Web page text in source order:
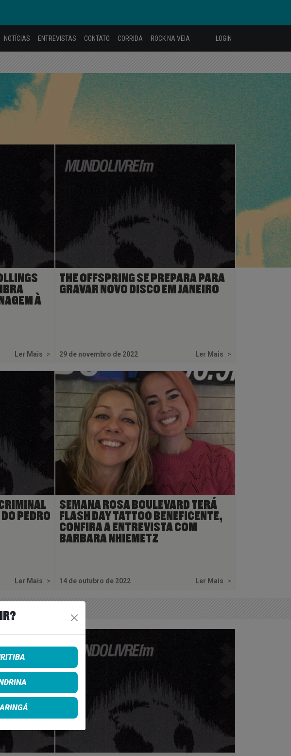
NOTÍCIAS ENTREVISTAS CONTATO CORRIDA ROCK NA VEIA LOGIN
À
Ler Mais >
THE OFFSPRING SE PREPARA PARA
GRAVAR NOVO DISCO EM JANEIRO
29 de novembro de 2022 Ler Mais >
PEDRO
Ler Mais >
SEMANA ROSA BOULEVARD TERÁ
FLASH DAY TATTOO BENEFICENTE,
CONFIRA A ENTREVISTA COM
BARBARA NHIEMETZ
14 de outubro de 2022 Ler Mais >